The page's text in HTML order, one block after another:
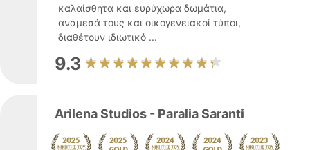
καλαίσθητα και ευρύχωρα δωμάτια,
ανάμεσά τους και οικογενειακοί τύποι,
διαθέτουν ιδιωτικό ...
9.3
Arilena Studios - Paralia Saranti